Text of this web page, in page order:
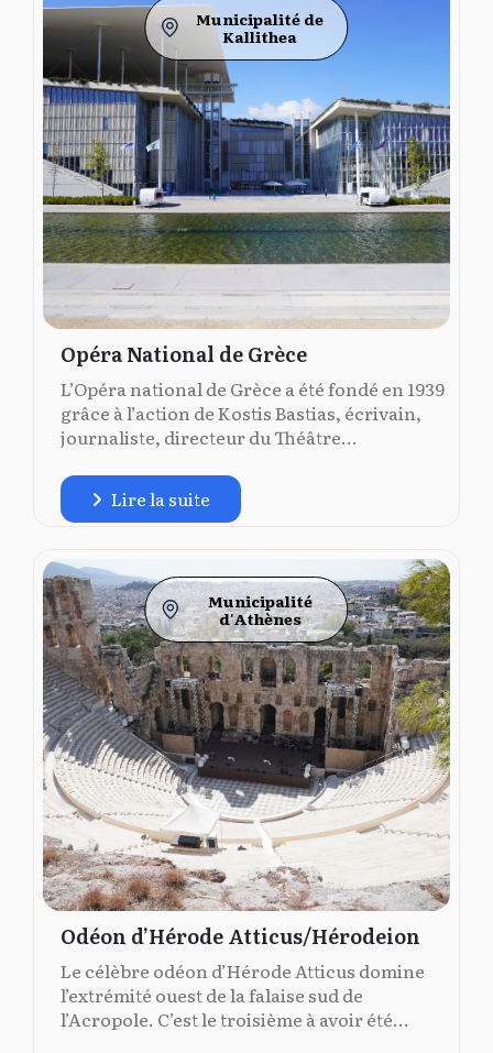
Municipalité de
Kallithea
Opéra National de Grèce
L’Opéra national de Grèce a été fondé en 1939
grâce à l’action de Kostis Bastias, écrivain,
journaliste, directeur du Théâtre...
Lire la suite
Municipalité
d'Athènes
Odéon d’Hérode Atticus/Hérodeion
Le célèbre odéon d’Hérode Atticus domine
l’extrémité ouest de la falaise sud de
l’Acropole. C’est le troisième à avoir été...